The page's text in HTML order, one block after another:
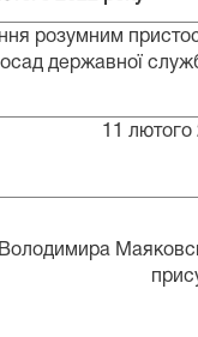
розумним
державної
11 лютого